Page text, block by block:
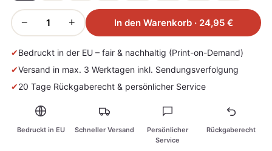
− + In den Warenkorb · 24,95 €
✔Bedruckt in der EU – fair & nachhaltig (Print-on-Demand)
✔Versand in max. 3 Werktagen inkl. Sendungsverfolgung
✔20 Tage Rückgaberecht & persönlicher Service
Bedruckt in EU Schneller Versand
Persönlicher
Service
Rückgaberecht